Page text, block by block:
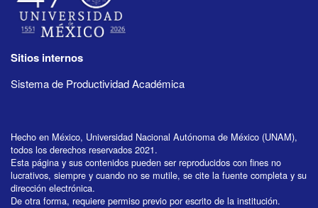
Sitios internos
Sistema de Productividad Académica
Hecho en México, Universidad Nacional Autónoma de México (UNAM),
todos los derechos reservados 2021.
Esta página y sus contenidos pueden ser reproducidos con fines no
lucrativos, siempre y cuando no se mutile, se cite la fuente completa y su
dirección electrónica.
De otra forma, requiere permiso previo por escrito de la institución.